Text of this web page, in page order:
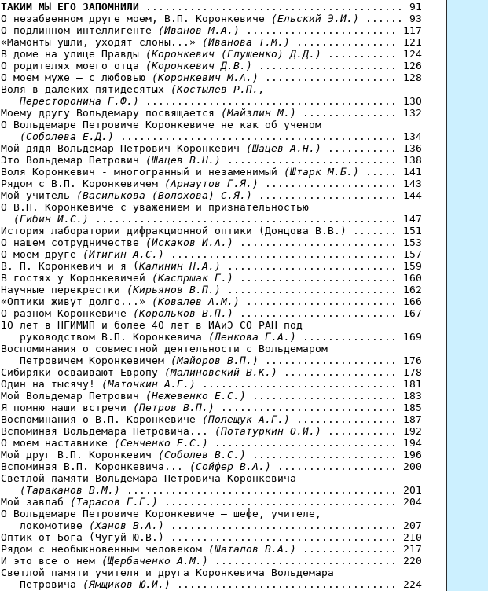
ТАКИМ МЫ ЕГО ЗАПОМНИЛИ ......................................... 91
О незабвенном друге моем, В.П. Коронкевиче
(Ельский Э.И.)
...... 93
О подлинном интеллигенте
(Иванов М.А.)
........................ 117
«Мамонты ушли, уходят слоны...»
(Иванова Т.М.)
................ 121
В доме на улице Правды
(Коронкевич (Глущенко) Д.Д.)
........... 124
О родителях моего отца
(Коронкевич Д.В.)
...................... 126
О моем муже — с любовью
(Коронкевич М.А.)
..................... 128
Воля в далеких пятидесятых
(Костылев Р.П.,
   Пересторонина Г.Ф.)
........................................ 130
Моему другу Вольдемару посвящается
(Майзлин М.)
............... 132
О Вольдемаре Петровиче Коронкевиче не как об ученом
(Соболева Е.Д.)
............................................ 134
Мой дядя Вольдемар Петрович Коронкевич
(Шацев А.Н.)
........... 136
Это Вольдемар Петрович
(Шацев В.Н.)
........................... 138
Воля Коронкевич - многогранный и незаменимый
(Штарк М.Б.)
..... 141
Рядом с В.П. Коронкевичем
(Арнаутов Г.Я.)
..................... 143
Мой учитель
(Василькова (Волохова) С.Я.)
...................... 144
О В.П. Коронкевиче с уважением и признательностью
(Гибин И.С.)
................................................ 147
История лаборатории дифракционной оптики (Донцова В.В.) ....... 151
О нашем сотрудничестве
(Искаков И.А.)
......................... 153
О моем друге
(Итигин А.С.)
.................................... 157
В. П. Коронкевич и я ( Калинин Н.А.)
........................... 159
В гостях у Коронкевичей
(Каспршак Г.)
......................... 160
Научные перекрестки
(Кирьянов В.П.)
........................... 162
«Оптики живут долго...»
(Ковалев А.М.)
........................ 166
О разном Коронкевиче
(Корольков В.П.)
......................... 167
10 лет в НГИМИП и более 40 лет в ИАиЭ СО РАН под
   руководством В.П. Коронкевича
(Ленкова Г.А.)
............... 169
Воспоминания о совместной деятельности с Вольдемаром
   Петровичем Коронкевичем
(Майоров В.П.)
..................... 176
Сибиряки осваивают Европу
(Малиновский В.К.)
.................. 178
Один на тысячу!
(Маточкин А.Е.)
............................... 181
Мой Вольдемар Петрович
(Нежевенко Е.С.)
....................... 183
Я помню наши встречи
(Петров В.П.)
............................ 185
Воспоминания о В.П. Коронкевиче
(Полещук А.Г.)
................ 187
Вспоминая Вольдемара Петровича...
(Потатуркин О.И.)
........... 192
О моем наставнике
(Сенченко Е.С.)
............................. 194
Мой друг В.П. Коронкевич
(Соболев В.С.)
....................... 196
Вспоминая В.П. Коронкевича...
(Сойфер В.А.)
................... 200
Светлой памяти Вольдемара Петровича Коронкевича
(Тараканов В.М.)
........................................... 201
Мой завлаб
(Тарасов Г.Г.)
..................................... 204
О Вольдемаре Петровиче Коронкевиче — шефе, учителе,
   локомотиве
(Ханов В.А.)
.................................... 207
Оптик от Бога (Чугуй Ю.В.) .................................... 210
Рядом с необыкновенным человеком
(Шаталов В.А.)
............... 217
И это все о нем
(Щербаченко А.М.)
............................. 220
Светлой памяти учителя и друга Коронкевича Вольдемара
   Петровича
(Ямщиков Ю.И.)
................................... 224